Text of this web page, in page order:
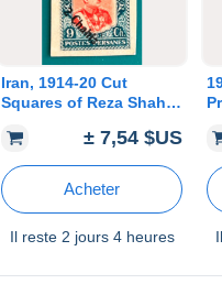
Iran, 1914-20 Cut
Squares of Reza Shah
Issue.
± 7,54 $US
Acheter
Il reste 2 jours 4 heures